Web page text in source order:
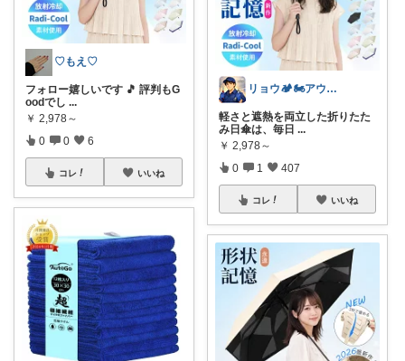
♡もえ♡
フォロー嬉しいです 🎵 評判もG
oodでし ...
￥ 2,978～
0 0 6
コレ いいね
リョウ🏕️🏍️アウトドア・バイク
軽さと遮熱を両立した折りたた
み日傘は、毎日 ...
￥ 2,978～
0 1 407
コレ いいね